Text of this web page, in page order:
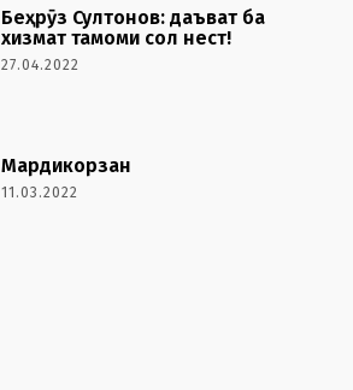
Беҳрӯз Султонов: даъват ба
хизмат тамоми сол нест!
27.04.2022
Мардикорзан
11.03.2022